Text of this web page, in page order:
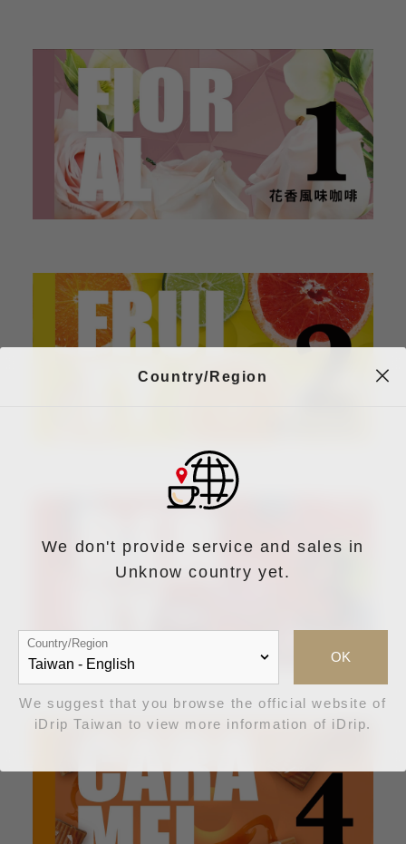
Country/Region
We don't provide service and sales in
Unknow country yet.
Country/Region
OK
We suggest that you browse the official website of
iDrip Taiwan to view more information of iDrip.